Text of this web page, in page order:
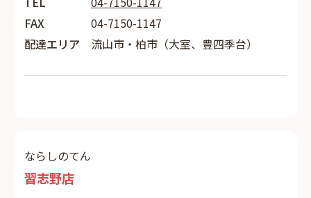
FAX
04-7150-1147
配達エリア
流山市・柏市（大室、豊四季台）
ならしのてん
習志野店